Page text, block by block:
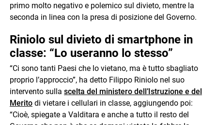
primo molto negativo e polemico sul divieto, mentre la
seconda in linea con la presa di posizione del Governo.
Riniolo sul divieto di smartphone in
classe: “Lo useranno lo stesso”
“Ci sono tanti Paesi che lo vietano, ma è tutto sbagliato
proprio l’approccio”, ha detto Filippo Riniolo nel suo
intervento sulla scelta del ministero dell’Istruzione e del
Merito di vietare i cellulari in classe, aggiungendo poi:
“Cioè, spiegate a Valditara e anche a tutto il resto del